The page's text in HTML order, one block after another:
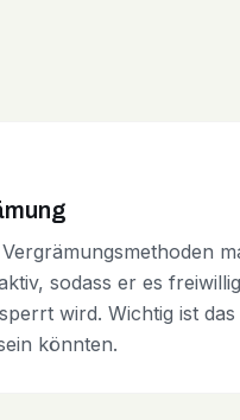
sodass er es
wird. Wichtig ist
könnten.